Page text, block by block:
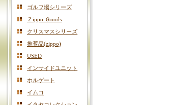
ゴルフ場シリーズ
Ｚippo Ｇoods
クリスマスシリーズ
推奨品(zippo)
USED
インサイドユニット
ホルゲート
イムコ